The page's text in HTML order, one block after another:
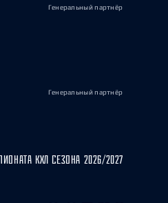
Генеральный партнёр
Генеральный партнёр
КХЛ СЕЗОНА 2026/2027